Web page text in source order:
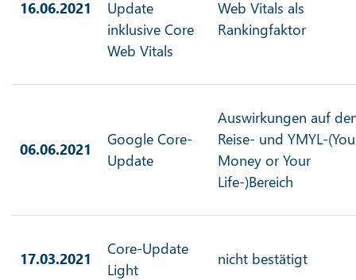
16.06.2021
Update
inklusive Core
Web Vitals
Web Vitals als
Rankingfaktor
06.06.2021
Google Core-
Update
Auswirkungen auf
Reise- und YMYL-
Money or Your
Life-)Bereich
17.03.2021
Core-Update
Light
nicht bestätigt